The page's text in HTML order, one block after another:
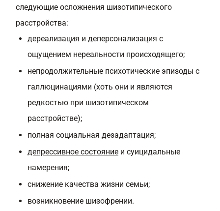
следующие осложнения шизотипического
расстройства:
дереализация и деперсонализация с
ощущением нереальности происходящего;
непродолжительные психотические эпизоды с
галлюцинациями (хоть они и являются
редкостью при шизотипическом
расстройстве);
полная социальная дезадаптация;
депрессивное состояние и суицидальные
намерения;
снижение качества жизни семьи;
возникновение шизофрении.